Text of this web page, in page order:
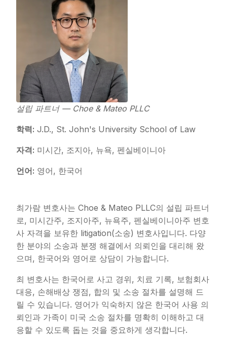
설립 파트너 — Choe & Mateo PLLC
학력: J.D., St. John's University School of Law
자격: 미시간, 조지아, 뉴욕, 펜실베이니아
언어: 영어, 한국어
최가람 변호사는 Choe & Mateo PLLC의 설립 파트너
로, 미시간주, 조지아주, 뉴욕주, 펜실베이니아주 변호
사 자격을 보유한 litigation(소송) 변호사입니다. 다양
한 분야의 소송과 분쟁 해결에서 의뢰인을 대리해 왔
으며, 한국어와 영어로 상담이 가능합니다.
최 변호사는 한국어로 사고 경위, 치료 기록, 보험회사
대응, 손해배상 쟁점, 합의 및 소송 절차를 설명해 드
릴 수 있습니다. 영어가 익숙하지 않은 한국어 사용 의
뢰인과 가족이 미국 소송 절차를 명확히 이해하고 대
응할 수 있도록 돕는 것을 중요하게 생각합니다.